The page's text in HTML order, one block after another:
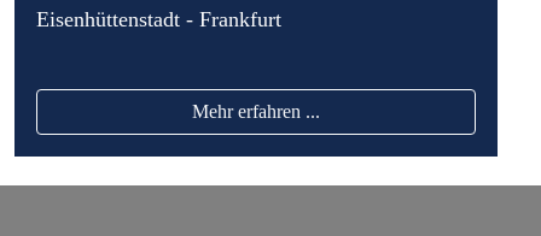
Eisenhüttenstadt - Frankfurt
Mehr erfahren ...